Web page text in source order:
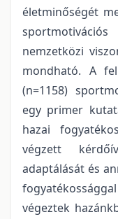
életminőségét
nemzetközi
mondható. A
(n=1158)
egy primer
hazai
végzett
adaptálását és
végeztek